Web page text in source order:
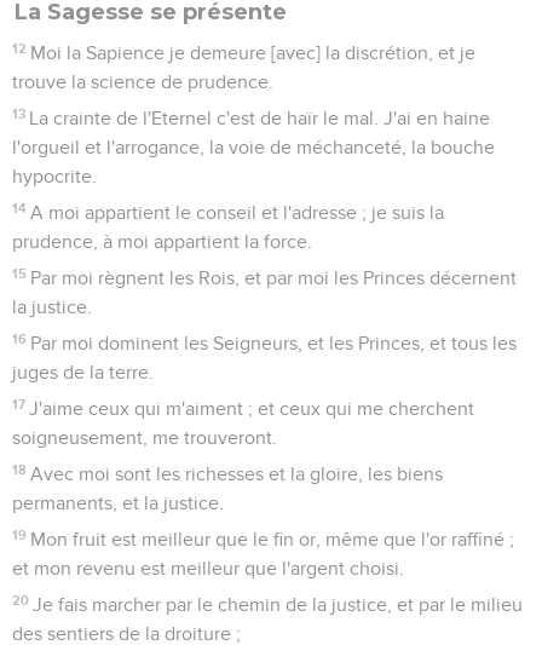
La Sagesse se présente
12 Moi la Sapience je demeure [avec] la discrétion, et je
trouve la science de prudence.
13 La crainte de l'Eternel c'est de haïr le mal. J'ai en haine
l'orgueil et l'arrogance, la voie de méchanceté, la bouche
hypocrite.
14 A moi appartient le conseil et l'adresse ; je suis la
prudence, à moi appartient la force.
15 Par moi règnent les Rois, et par moi les Princes décernent
la justice.
16 Par moi dominent les Seigneurs, et les Princes, et tous les
juges de la terre.
17 J'aime ceux qui m'aiment ; et ceux qui me cherchent
soigneusement, me trouveront.
18 Avec moi sont les richesses et la gloire, les biens
permanents, et la justice.
19 Mon fruit est meilleur que le fin or, même que l'or raffiné ;
et mon revenu est meilleur que l'argent choisi.
20 Je fais marcher par le chemin de la justice, et par le milieu
des sentiers de la droiture ;